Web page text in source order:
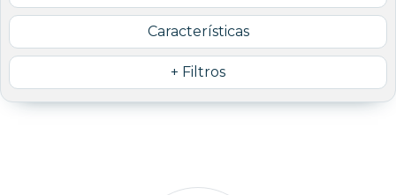
Características
+ Filtros